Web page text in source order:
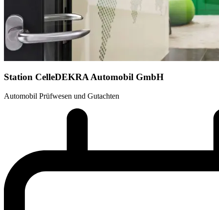
Station CelleDEKRA Automobil GmbH
Automobil Prüfwesen und Gutachten